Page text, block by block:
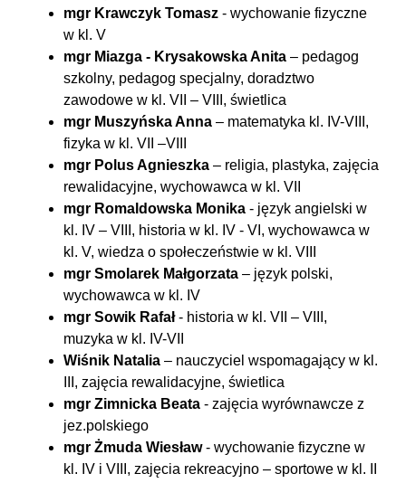
mgr Krawczyk Tomasz - wychowanie fizyczne
w kl. V
mgr Miazga - Krysakowska Anita – pedagog
szkolny, pedagog specjalny, doradztwo
zawodowe w kl. VII – VIII, świetlica
mgr Muszyńska Anna – matematyka kl. IV-VIII,
fizyka w kl. VII –VIII
mgr Polus Agnieszka – religia, plastyka, zajęcia
rewalidacyjne, wychowawca w kl. VII
mgr Romaldowska Monika - język angielski w
kl. IV – VIII, historia w kl. IV - VI, wychowawca w
kl. V, wiedza o społeczeństwie w kl. VIII
mgr Smolarek Małgorzata – język polski,
wychowawca w kl. IV
mgr Sowik Rafał- historia w kl. VII – VIII,
muzyka w kl. IV-VII
Wiśnik Natalia – nauczyciel wspomagający w kl.
III, zajęcia rewalidacyjne, świetlica
mgr Zimnicka Beata - zajęcia wyrównawcze z
jez.polskiego
mgr Żmuda Wiesław- wychowanie fizyczne w
kl. IV i VIII, zajęcia rekreacyjno – sportowe w kl. II